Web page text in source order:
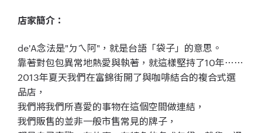
店家簡介：
de'A念法是"ㄉㄟ阿"，就是台語「袋子」的意思。
靠著對包包異常地熱愛與執著，就這樣堅持了10年⋯⋯
2013年夏天我們在富錦街開了與咖啡結合的複合式選
品店，
我們將我們所喜愛的事物在這個空間做連結，
我們販售的並非一般市售常見的牌子，